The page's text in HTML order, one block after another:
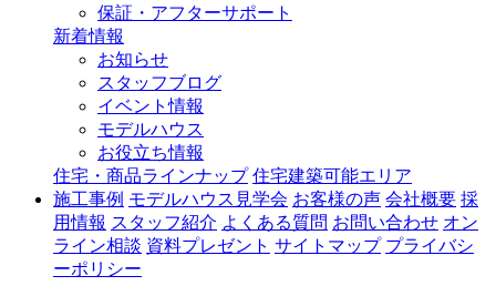
保証・アフターサポート
新着情報
お知らせ
スタッフブログ
イベント情報
モデルハウス
お役立ち情報
住宅・商品ラインナップ 住宅建築可能エリア
施工事例 モデルハウス見学会 お客様の声 会社概要 採
用情報 スタッフ紹介 よくある質問 お問い合わせ オン
ライン相談 資料プレゼント サイトマップ プライバシ
ーポリシー